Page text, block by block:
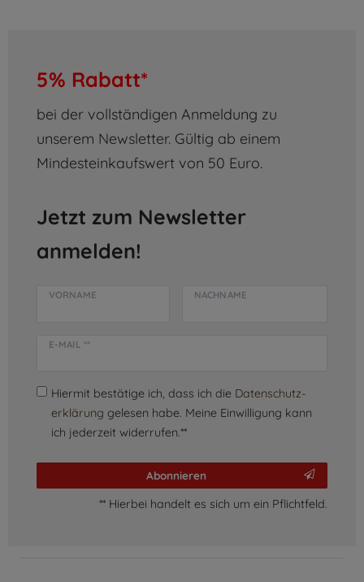
5% Rabatt*
bei der vollständigen Anmeldung zu
unserem Newsletter. Gültig ab einem
Mindesteinkaufswert von 50 Euro.
Jetzt zum Newsletter
anmelden!
VORNAME NACHNAME
E-MAIL **
Hiermit bestätige ich, dass ich die Daten­schutz­
erklärung gelesen habe. Meine Einwilligung kann
ich jederzeit widerrufen.**
Abonnieren
** Hierbei handelt es sich um ein Pflichtfeld.